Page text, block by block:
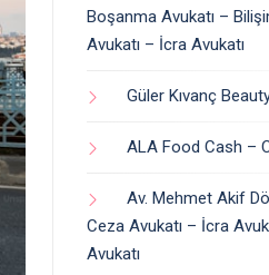
Boşanma Avukatı –
Avukatı – İcra Avukatı
Güler Kıvanç
ALA Food Cash –
Av. Mehmet Akif
Ceza Avukatı – İcra
Avukatı